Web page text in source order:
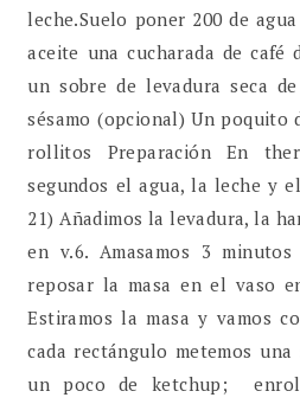
leche.Suelo poner 200 de
aceite una cucharada de café
un sobre de levadura seca
sésamo (opcional) Un poquito
rollitos Preparación En
segundos el agua, la leche y
21) Añadimos la levadura, la
en v.6. Amasamos 3
reposar la masa en el vaso
Estiramos la masa y vamos
cada rectángulo metemos
un poco de ketchup;